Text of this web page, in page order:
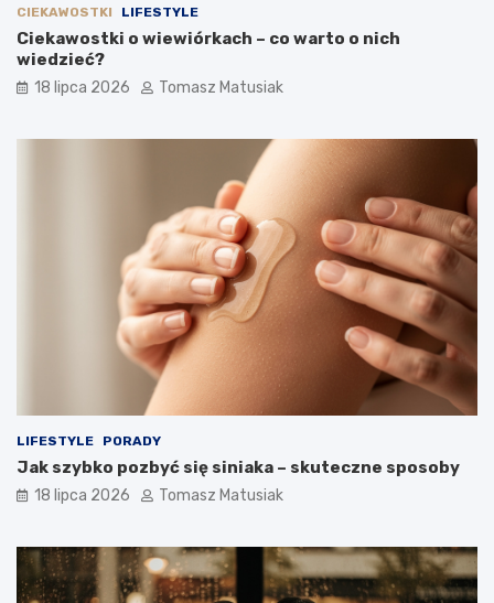
CIEKAWOSTKI LIFESTYLE
Ciekawostki o wiewiórkach – co warto o nich
wiedzieć?
18 lipca 2026 Tomasz Matusiak
LIFESTYLE PORADY
Jak szybko pozbyć się siniaka – skuteczne sposoby
18 lipca 2026 Tomasz Matusiak